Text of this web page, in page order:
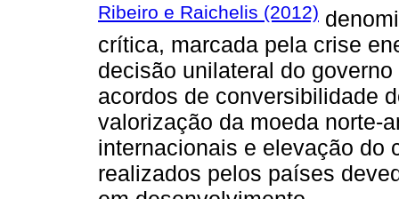
Ribeiro e Raichelis (2012)
crítica, marcada pela crise
decisão unilateral do
acordos de conversibilidade
valorização da moeda norte-
internacionais e elevação do
realizados pelos países